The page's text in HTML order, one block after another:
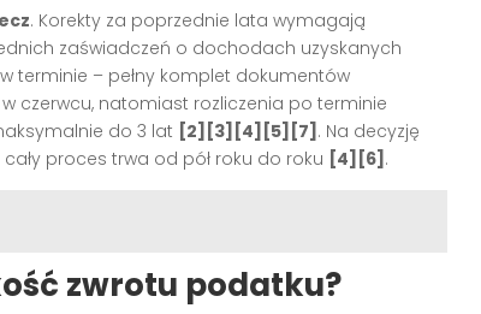
. Korekty za poprzednie lata wymagają
zaświadczeń o dochodach uzyskanych
terminie – pełny komplet dokumentów
czerwcu, natomiast rozliczenia po terminie
do 3 lat [2][3][4][5][7] . Na decyzję
proces trwa od pół roku do roku [4][6] .
zwrotu podatku?